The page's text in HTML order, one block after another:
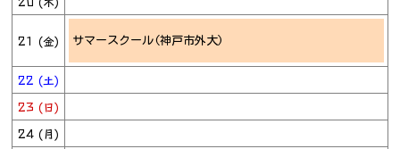
21 (金) サマースクール(神戸市外大)
22 (土)
23 (日)
24 (月)